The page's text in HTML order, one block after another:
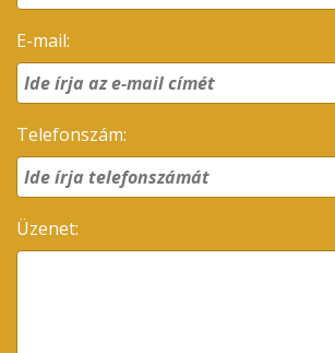
E-mail:
Telefonszám:
Üzenet: